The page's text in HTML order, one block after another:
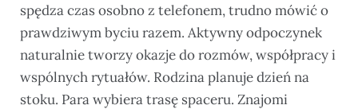
spędza czas osobno z telefonem, trudno mówić o
prawdziwym byciu razem. Aktywny odpoczynek
naturalnie tworzy okazje do rozmów, współpracy i
wspólnych rytuałów. Rodzina planuje dzień na
stoku. Para wybiera trasę spaceru. Znajomi